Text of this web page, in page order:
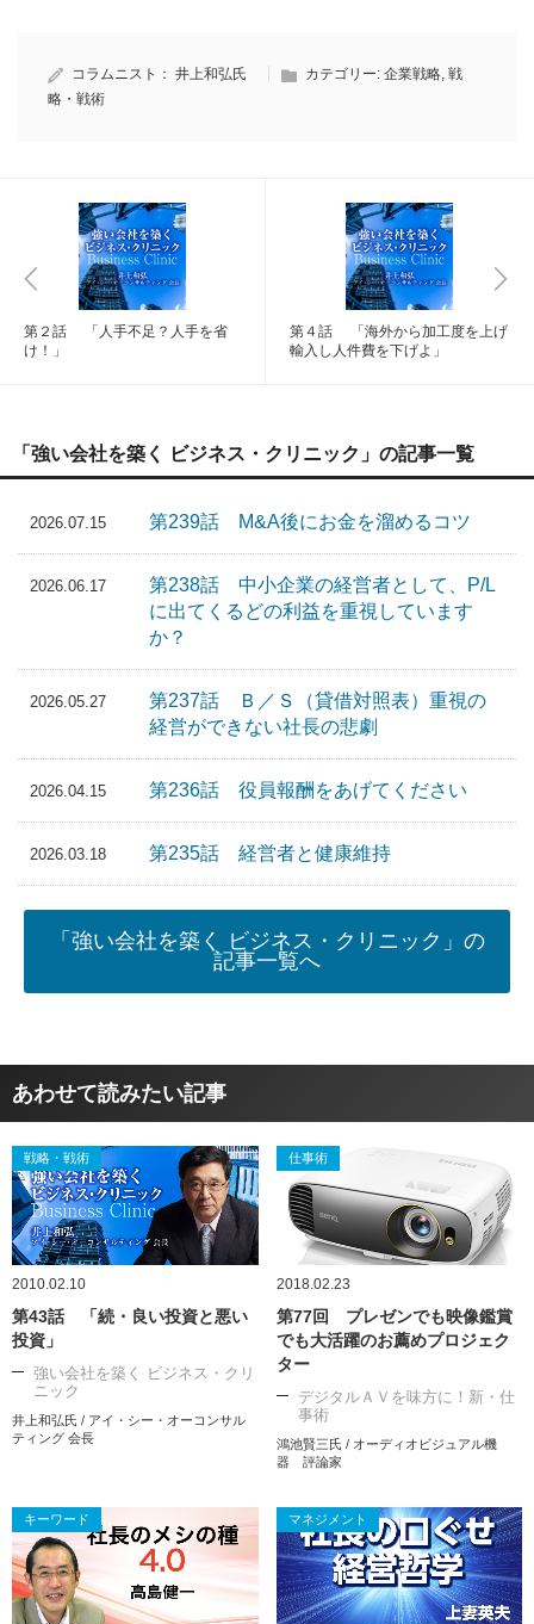
コラムニスト： 井上和弘氏 カテゴリー: 企業戦略, 戦
略・戦術
第２話 「人手不足？人手を省
け！」
第４話 「海外から加工度を上げ
輸入し人件費を下げよ」
「強い会社を築く ビジネス・クリニック」の記事一覧
2026.07.15 第239話 M&A後にお金を溜めるコツ
2026.06.17
第238話 中小企業の経営者として、P/L
に出てくるどの利益を重視しています
か？
2026.05.27
第237話 Ｂ／Ｓ（貸借対照表）重視の
経営ができない社長の悲劇
2026.04.15 第236話 役員報酬をあげてください
2026.03.18 第235話 経営者と健康維持
「強い会社を築く ビジネス・クリニック」の
記事一覧へ
あわせて読みたい記事
戦略・戦術
2010.02.10
第43話 「続・良い投資と悪い
投資」
強い会社を築く ビジネス・クリ
ニック
井上和弘氏 / アイ・シー・オーコンサル
ティング 会長
仕事術
2018.02.23
第77回 プレゼンでも映像鑑賞
でも大活躍のお薦めプロジェク
ター
デジタルＡＶを味方に！新・仕
事術
鴻池賢三氏 / オーディオビジュアル機
器 評論家
キーワード マネジメント